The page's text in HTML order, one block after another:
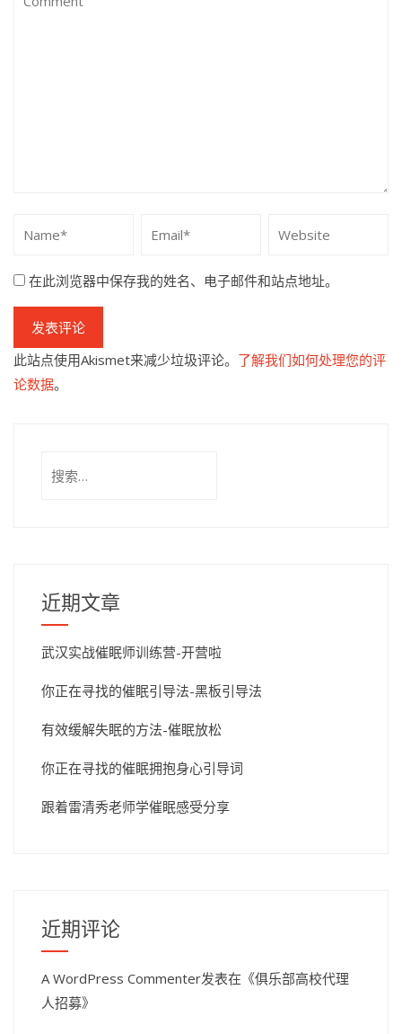
在此浏览器中保存我的姓名、电子邮件和站点地址。
此站点使用Akismet来减少垃圾评论。 了解我们如何处理您的评
论数据。
索：
近期文章
武汉实战催眠师训练营-开营啦
你正在寻找的催眠引导法-黑板引导法
有效缓解失眠的方法-催眠放松
你正在寻找的催眠拥抱身心引导词
跟着雷清秀老师学催眠感受分享
近期评论
A WordPress Commenter发表在《俱乐部高校代理
人招募》